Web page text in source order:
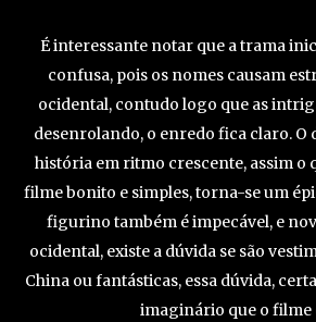
É interessante notar que a trama
confusa, pois os nomes causam
ocidental, contudo logo que as
desenrolando, o enredo fica claro. O
história em ritmo crescente, assim o
filme bonito e simples, torna-se um
figurino também é impecável, e
ocidental, existe a dúvida se são
China ou fantásticas, essa dúvida,
imaginário que o filme